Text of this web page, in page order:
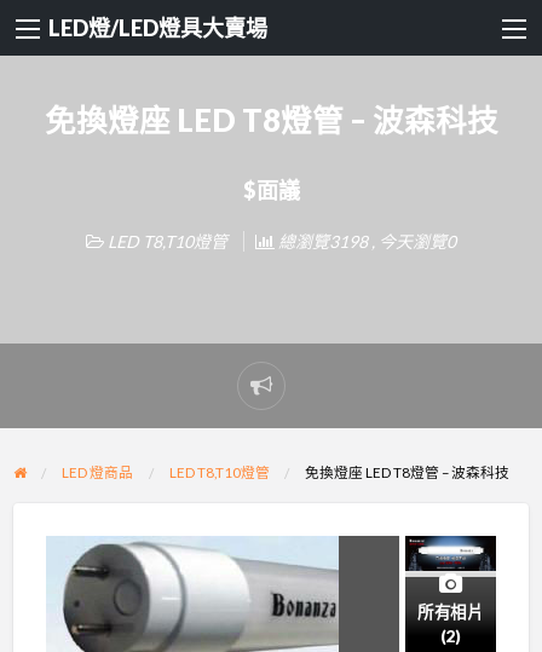
LED燈/LED燈具大賣場
免換燈座 LED T8燈管 – 波森科技
$面議
LED T8,T10燈管 總瀏覽3198 , 今天瀏覽0
Report
problem
LED 燈商品 LED T8,T10燈管 免換燈座 LED T8燈管 – 波森科技
所有相片
(2)